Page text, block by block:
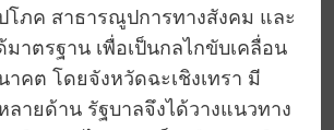
โภค สาธารณูปการทางสังคม และ
าตรฐาน เพื่อเป็นกลไกขับเคลื่อน
าคต โดยจังหวัดฉะเชิงเทรา มี
ายด้าน รัฐบาลจึงได้วางแนวทาง